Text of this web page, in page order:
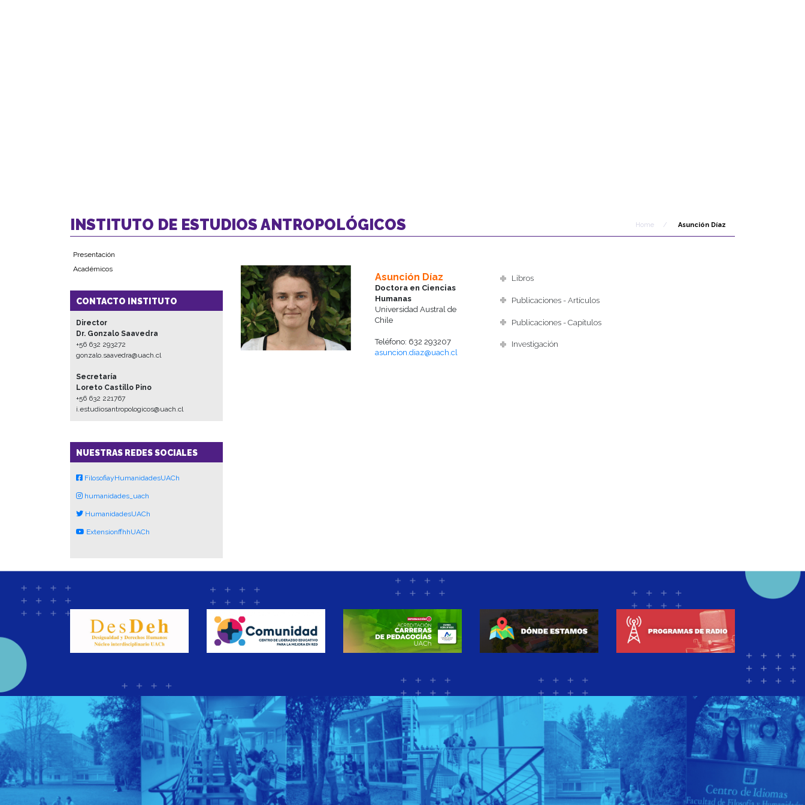
INSTITUTO DE ESTUDIOS ANTROPOLÓGICOS Home / Asunción Díaz
Presentación
Académicos
CONTACTO INSTITUTO
Director
Dr. Gonzalo Saavedra
+56 632 293272
gonzalo.saavedra@uach.cl
Secretaría
Loreto Castillo Pino
+56 632 221767
i.estudiosantropologicos@uach.cl
NUESTRAS REDES SOCIALES
FilosofiayHumanidadesUACh
humanidades_uach
HumanidadesUACh
ExtensionffhhUACh
Asunción Díaz
Doctora en Ciencias
Humanas
Universidad Austral de
Chile
Teléfono: 632 293207
asuncion.diaz@uach.cl
Libros
Publicaciones - Artículos
Publicaciones - Capítulos
Investigación